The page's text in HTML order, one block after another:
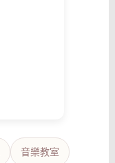
音樂教室